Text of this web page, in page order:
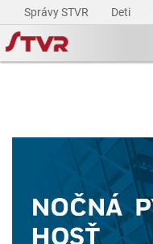
Správy STVR Deti